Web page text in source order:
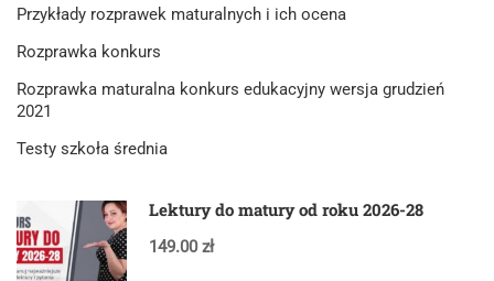
Przykłady rozprawek maturalnych i ich ocena
Rozprawka konkurs
Rozprawka maturalna konkurs edukacyjny wersja grudzień
2021
Testy szkoła średnia
Lektury do matury od roku 2026-28
149.00 zł